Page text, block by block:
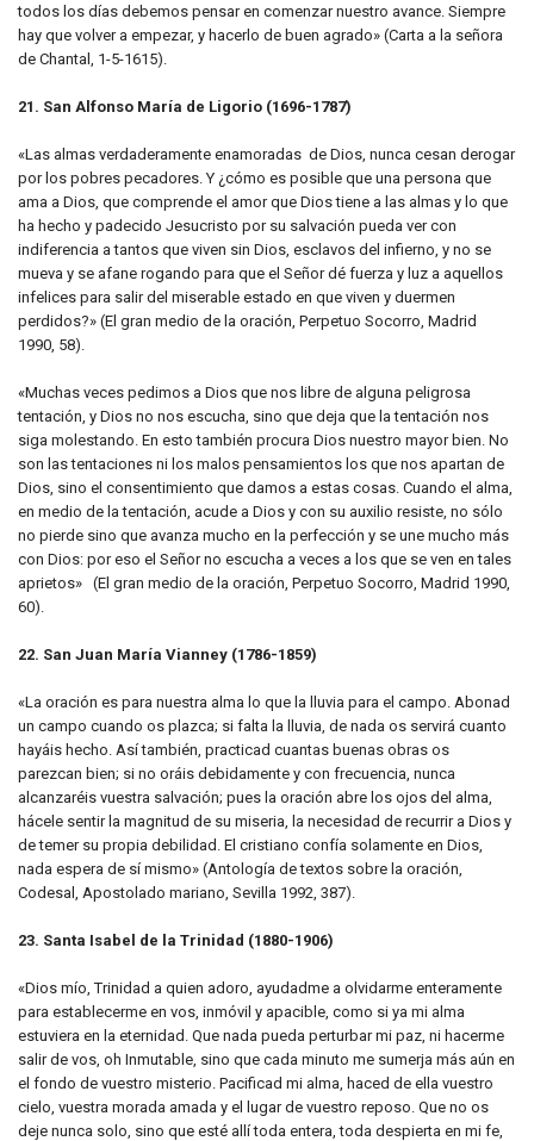
todos los días debemos pensar en comenzar nuestro avance. Siempre
hay que volver a empezar, y hacerlo de buen agrado» (Carta a la señora
de Chantal, 1-5-1615).
21. San Alfonso María de Ligorio (1696-1787)
«Las almas verdaderamente enamoradas de Dios, nunca cesan derogar
por los pobres pecadores. Y ¿cómo es posible que una persona que
ama a Dios, que comprende el amor que Dios tiene a las almas y lo que
ha hecho y padecido Jesucristo por su salvación pueda ver con
indiferencia a tantos que viven sin Dios, esclavos del infierno, y no se
mueva y se afane rogando para que el Señor dé fuerza y luz a aquellos
infelices para salir del miserable estado en que viven y duermen
perdidos?» (El gran medio de la oración, Perpetuo Socorro, Madrid
1990, 58).
«Muchas veces pedimos a Dios que nos libre de alguna peligrosa
tentación, y Dios no nos escucha, sino que deja que la tentación nos
siga molestando. En esto también procura Dios nuestro mayor bien. No
son las tentaciones ni los malos pensamientos los que nos apartan de
Dios, sino el consentimiento que damos a estas cosas. Cuando el alma,
en medio de la tentación, acude a Dios y con su auxilio resiste, no sólo
no pierde sino que avanza mucho en la perfección y se une mucho más
con Dios: por eso el Señor no escucha a veces a los que se ven en tales
aprietos» (El gran medio de la oración, Perpetuo Socorro, Madrid 1990,
60).
22. San Juan María Vianney (1786-1859)
«La oración es para nuestra alma lo que la lluvia para el campo. Abonad
un campo cuando os plazca; si falta la lluvia, de nada os servirá cuanto
hayáis hecho. Así también, practicad cuantas buenas obras os
parezcan bien; si no oráis debidamente y con frecuencia, nunca
alcanzaréis vuestra salvación; pues la oración abre los ojos del alma,
hácele sentir la magnitud de su miseria, la necesidad de recurrir a Dios y
de temer su propia debilidad. El cristiano confía solamente en Dios,
nada espera de sí mismo» (Antología de textos sobre la oración,
Codesal, Apostolado mariano, Sevilla 1992, 387).
23. Santa Isabel de la Trinidad (1880-1906)
«Dios mío, Trinidad a quien adoro, ayudadme a olvidarme enteramente
para establecerme en vos, inmóvil y apacible, como si ya mi alma
estuviera en la eternidad. Que nada pueda perturbar mi paz, ni hacerme
salir de vos, oh Inmutable, sino que cada minuto me sumerja más aún en
el fondo de vuestro misterio. Pacificad mi alma, haced de ella vuestro
cielo, vuestra morada amada y el lugar de vuestro reposo. Que no os
deje nunca solo, sino que esté allí toda entera, toda despierta en mi fe,